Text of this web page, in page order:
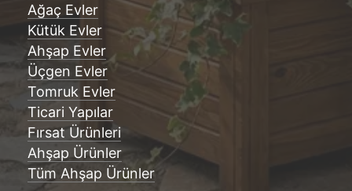
Ağaç Evler
Kütük Evler
Ahşap Evler
Üçgen Evler
Tomruk Evler
Ticari Yapılar
Fırsat Ürünleri
Ahşap Ürünler
Tüm Ahşap Ürünler